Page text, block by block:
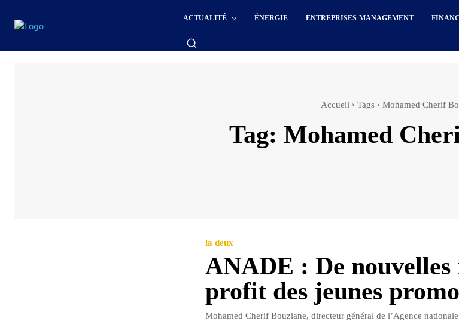
ACTUALITÉ ÉNERGIE ENTREPRISES-MANAGEMENT
Accueil Tags Mohamed Cherif
Tag: Mohamed
la deux
ANADE : De nouvelles
profit des jeunes
Mohamed Cherif Bouziane, directeur général de l’Agence